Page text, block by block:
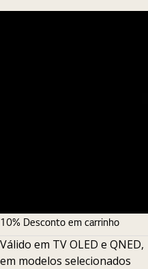
10% Desconto em carrinho
Válido em TV OLED e QNED,
em modelos selecionados